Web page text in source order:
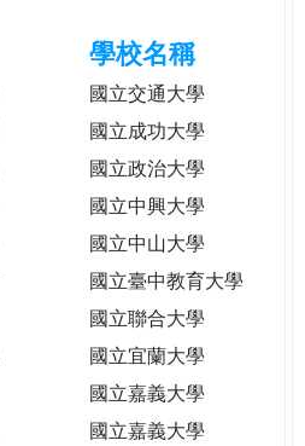
學校名稱
國立交通大學
國立成功大學
國立政治大學
國立中興大學
國立中山大學
國立臺中教育大學
國立聯合大學
國立宜蘭大學
國立嘉義大學
國立嘉義大學